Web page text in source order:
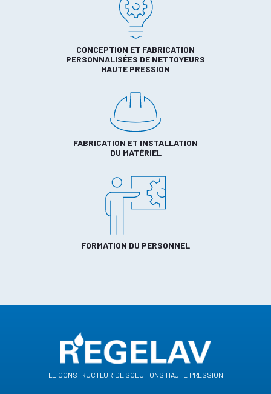
CONCEPTION ET FABRICATION
PERSONNALISÉES DE NETTOYEURS
HAUTE PRESSION
FABRICATION ET INSTALLATION
DU MATÉRIEL
FORMATION DU PERSONNEL
le constructeur de solutions haute pression